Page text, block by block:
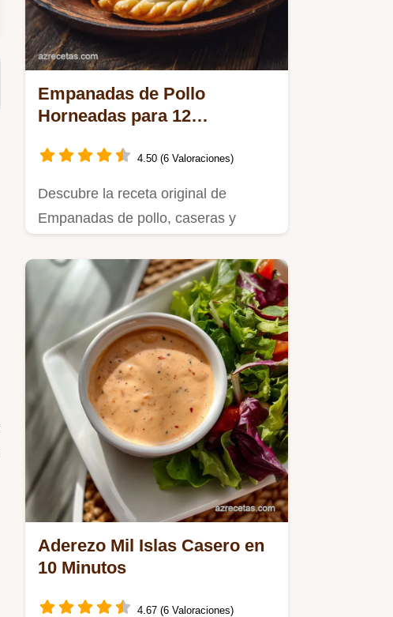
Empanadas de Pollo
Horneadas para 12
4.50 (6 Valoraciones)
Descubre la receta original de
Empanadas de pollo, caseras y
Aderezo Mil Islas Casero en
10 Minutos
4.67 (6 Valoraciones)